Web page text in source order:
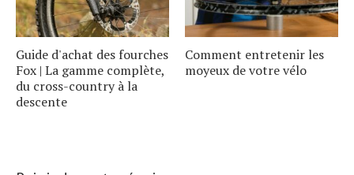
Guide d'achat des fourches
Fox | La gamme complète,
du cross-country à la
descente
Comment entretenir les
moyeux de votre vélo